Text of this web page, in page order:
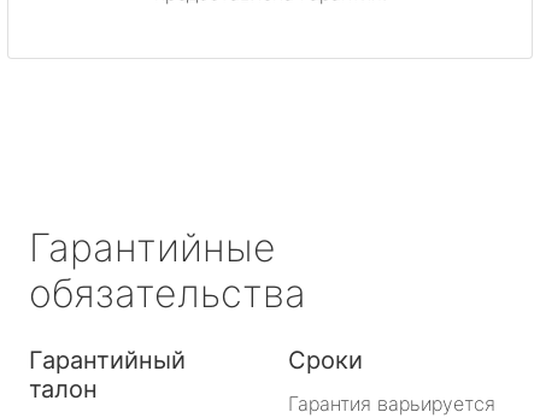
Гарантийные
обязательства
Гарантийный
талон
Сроки
Гарантия варьируется